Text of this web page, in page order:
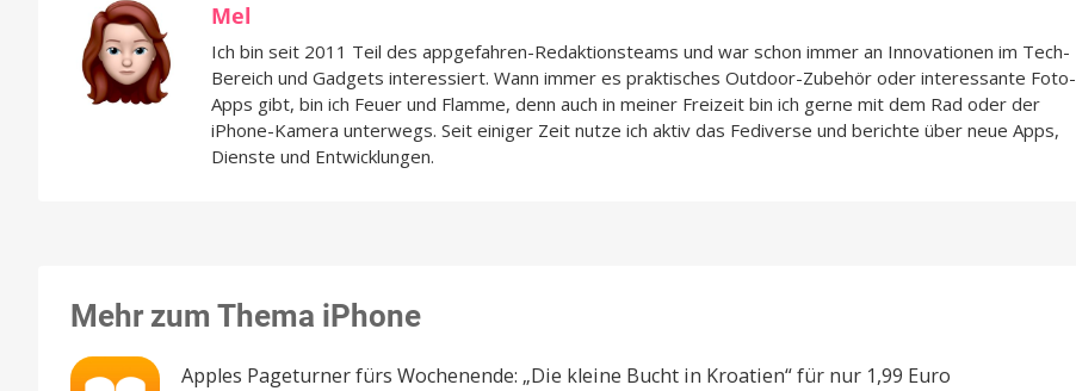
Mel
Ich bin seit 2011 Teil des appgefahren-Redaktionsteams und war schon immer an Innovationen im Tech-
Bereich und Gadgets interessiert. Wann immer es praktisches Outdoor-Zubehör oder interessante Foto-
Apps gibt, bin ich Feuer und Flamme, denn auch in meiner Freizeit bin ich gerne mit dem Rad oder der
iPhone-Kamera unterwegs. Seit einiger Zeit nutze ich aktiv das Fediverse und berichte über neue Apps,
Dienste und Entwicklungen.
Mehr zum Thema iPhone
Apples Pageturner fürs Wochenende: „Die kleine Bucht in Kroatien“ für nur 1,99 Euro